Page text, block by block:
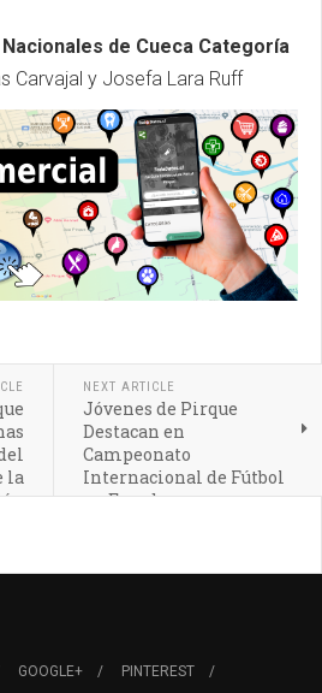
de Cueca Categoría
Carvajal y Josefa Lara Ruff
la
NEXT ARTICLE
Jóvenes de Pirque
Destacan en
Campeonato
Internacional de Fútbol
en Ecuador
GOOGLE+
PINTEREST